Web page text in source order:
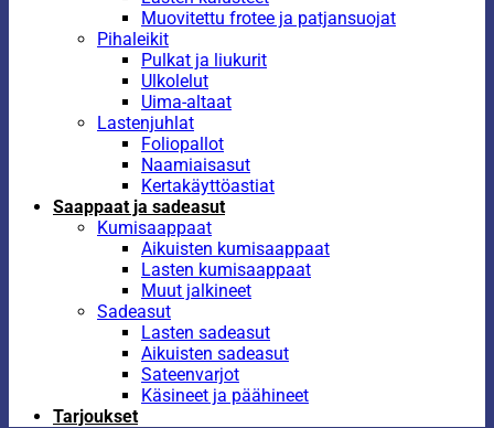
Muovitettu frotee ja patjansuojat
Pihaleikit
Pulkat ja liukurit
Ulkolelut
Uima-altaat
Lastenjuhlat
Foliopallot
Naamiaisasut
Kertakäyttöastiat
Saappaat ja sadeasut
Kumisaappaat
Aikuisten kumisaappaat
Lasten kumisaappaat
Muut jalkineet
Sadeasut
Lasten sadeasut
Aikuisten sadeasut
Sateenvarjot
Käsineet ja päähineet
Tarjoukset